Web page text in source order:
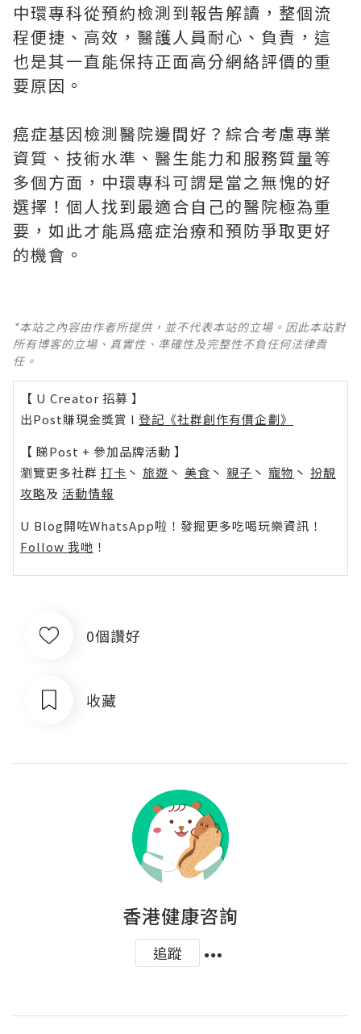
中環專科從預約檢測到報告解讀，整個流
程便捷、高效，醫護人員耐心、負責，這
也是其一直能保持正面高分網絡評價的重
要原因。
癌症基因檢測醫院邊間好？綜合考慮專業
資質、技術水準、醫生能力和服務質量等
多個方面，中環專科可謂是當之無愧的好
選擇！個人找到最適合自己的醫院極為重
要，如此才能爲癌症治療和預防爭取更好
的機會。
*本站之內容由作者所提供，並不代表本站的立場。因此本站對
所有博客的立場、真實性、準確性及完整性不負任何法律責
任。
【 U Creator 招募 】
出Post賺現金獎賞 l 登記《社群創作有價企劃》
【 睇Post + 參加品牌活動 】
瀏覽更多社群 打卡 丶 旅遊 丶 美食 丶 親子 丶 寵物 丶 扮靚
攻略及 活動情報
U Blog開咗WhatsApp啦！發掘更多吃喝玩樂資訊！
Follow 我哋 ！
0個讚好
收藏
香港健康咨詢
追蹤